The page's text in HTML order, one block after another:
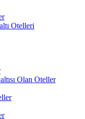
Otelleri
Olan Oteller